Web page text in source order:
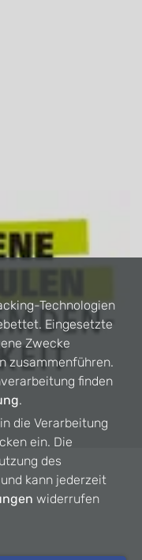
Technologien
Eingesetzte
Zwecke
zusammenführen.
finden
.
die Verarbeitung
ein. Die
des
kann jederzeit
widerrufen